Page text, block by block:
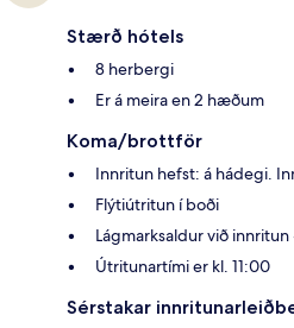
Stærð hótels
8 herbergi
Er á meira en 2 hæðum
Koma/brottför
Innritun hefst: á hádegi.
Flýtiútritun í boði
Lágmarksaldur við innritun
Útritunartími er kl. 11:00
Sérstakar